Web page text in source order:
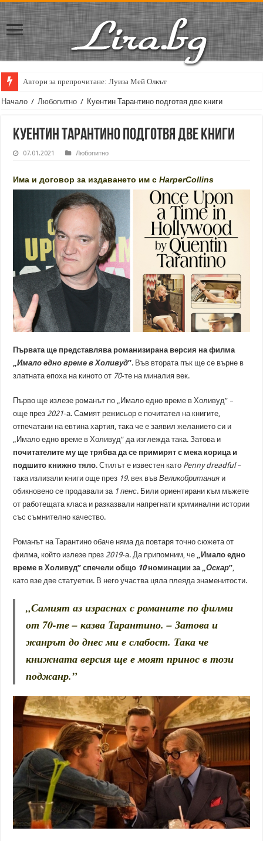
Автори за препрочитане: Луиза Мей Олкът
Начало / Любопитно / Куентин Тарантино подготвя две книги
Куентин Тарантино подготвя две книги
07.01.2021 Любопитно
Има и договор за издаването им сHarperCollins
Първата ще представлява романизирана версия на филма
„Имало едно време в Холивуд”. Във втората пък ще се върне в
златната епоха на киното от 70-те на миналия век.
Първо ще излезе романът по „Имало едно време в Холивуд” –
още през2021-а. Самият режисьор е почитател на книгите,
отпечатани на евтина хартия, така че е заявил желанието си и
„Имало едно време в Холивуд” да изглежда така. Затова и
почитателите му ще трябва да се примирят с мека корица и
подшито книжно тяло. Стилът е известен като Penny dreadful–
така излизали книги още през 19. век въвВеликобритания и
обикновено се продавали за 1 пенс. Били ориентирани към мъжете
от работещата класа и разказвали напрегнати криминални истории
със съмнително качество.
Романът на Тарантино обаче няма да повтаря точно сюжета от
филма, който излезе през2019-а. Да припомним, че „Имало едно
време в Холивуд” спечели общо 10номинации за „Оскар”,
като взе две статуетки. В него участва цяла плеяда знаменитости.
„Самият аз израснах с романите по филми
от 70-те – казва Тарантино. – Затова и
жанрът до днес ми е слабост. Така че
книжната версия ще е моят принос в този
поджанр.”